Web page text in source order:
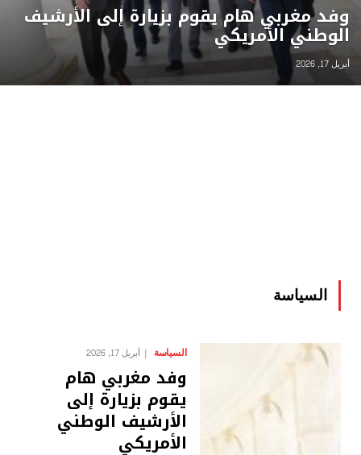
وفد مغربي هام يقوم بزيارة إلى الأرشيف
الوطني الأمريكي
أبريل 17, 2026
السياسة
السياسة أبريل 17, 2026
وفد مغربي هام
يقوم بزيارة إلى
الأرشيف الوطني
الأمريكي